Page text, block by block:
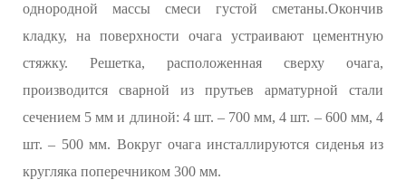
однородной массы смеси густой сметаны.Окончив
кладку, на поверхности очага устраивают цементную
стяжку. Решетка, расположенная сверху очага,
производится сварной из прутьев арматурной стали
сечением 5 мм и длиной: 4 шт. – 700 мм, 4 шт. – 600 мм, 4
шт. – 500 мм. Вокруг очага инсталлируются сиденья из
кругляка поперечником 300 мм.